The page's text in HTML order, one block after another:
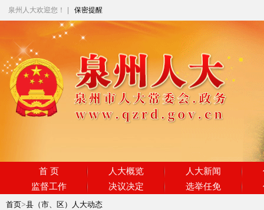
泉州人大欢迎您！ 保密提醒
首 页 人大概览 人大新闻
监督工作
决议决定 选举任免
首页>县（市、区）人大动态